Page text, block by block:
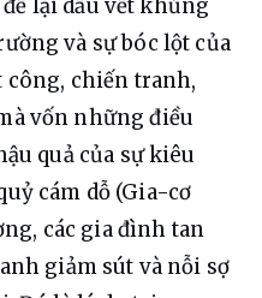
để lại dấu vết khủng
và sự bóc lột của
công, chiến tranh,
vốn những điều
quả của sự kiêu
cám dỗ (Gia-cơ
các gia đình tan
giảm sút và nỗi sợ